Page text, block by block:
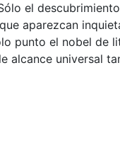
el
aparezcan
punto el nobel de
alcance universal